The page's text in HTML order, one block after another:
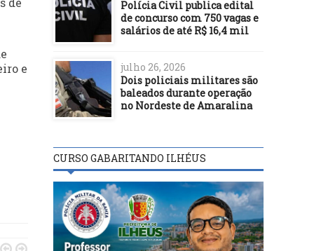
e
Polícia Civil publica edital
de concurso com 750 vagas e
salários de até R$ 16,4 mil
julho 26, 2026
Dois policiais militares são
baleados durante operação
no Nordeste de Amaralina
CURSO GABARITANDO ILHÉUS